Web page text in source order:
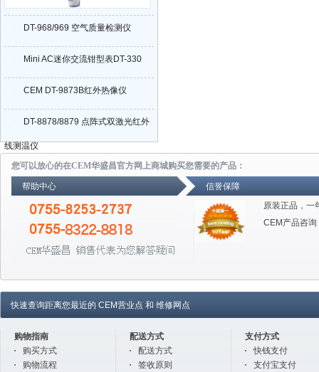
DT-968/969 空气质量检测仪
Mini AC迷你交流钳型表DT-330
CEM DT-9873B红外热像仪
DT-8878/8879 点阵式双激光红外
线测温仪
您可以放心的在CEM华盛昌官方网上商城购买您需要的产品：
帮助中心
信誉保障
原装正品，一
CEM产品咨询
快速查询距离您最近的 CEM营业点 和 维修网点
购物指南
购买方式
购物流程
配送方式
配送方式
签收原则
支付方式
快钱支付
支付宝支付